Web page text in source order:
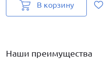
В корзину
Наши преимущества